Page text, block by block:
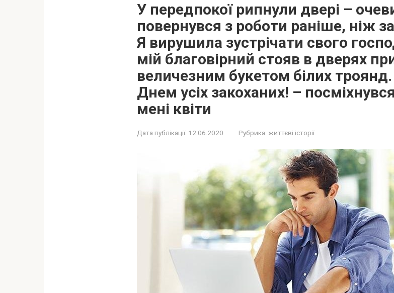
У передпокої рипнули двері –
повернувся з роботи раніше, ніж
Я вирушила зустрічати свого
мій благовірний стояв в дверях
величезним букетом білих
Днем усіх закоханих! –
мені квіти
Дата публікації: 12.06.2020 Рубрика: життєві історії